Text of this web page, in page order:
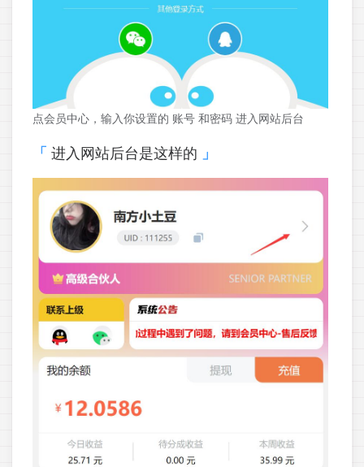
点会员中心，输入你设置的 账号 和密码 进入网站后台
进入网站后台是这样的